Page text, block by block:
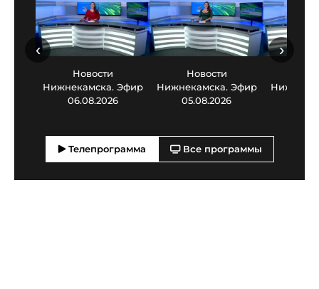
Новости
Нижнекамска. Эфир
06.08.2026
Новости
Нижнекамска. Эфир
05.08.2026
‹ ›
Телепрограмма Все программы